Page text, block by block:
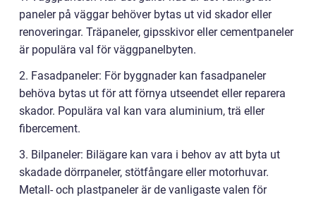
paneler på väggar behöver bytas ut vid skador eller
renoveringar. Träpaneler, gipsskivor eller cementpaneler
är populära val för väggpanelbyten.
2. Fasadpaneler: För byggnader kan fasadpaneler
behöva bytas ut för att förnya utseendet eller reparera
skador. Populära val kan vara aluminium, trä eller
fibercement.
3. Bilpaneler: Bilägare kan vara i behov av att byta ut
skadade dörrpaneler, stötfångare eller motorhuvar.
Metall- och plastpaneler är de vanligaste valen för